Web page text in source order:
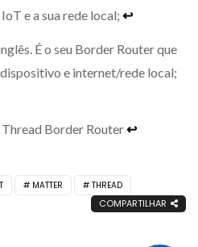
e a sua rede local; ↩︎
É o seu Border Router que
e internet/rede local;
Border Router↩︎
MATTER THREAD
COMPARTILHAR